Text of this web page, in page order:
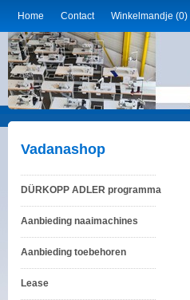
Home Contact Winkelmandje (0)
Vadanashop
DÜRKOPP ADLER programma
Aanbieding naaimachines
Aanbieding toebehoren
Lease